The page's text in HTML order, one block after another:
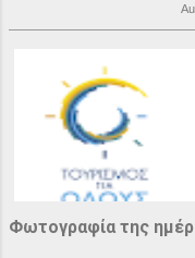
Φωτογραφία της